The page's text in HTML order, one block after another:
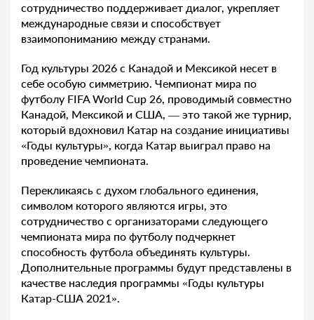
сотрудничество поддерживает диалог, укрепляет
международные связи и способствует
взаимопониманию между странами.
Год культуры 2026 с Канадой и Мексикой несет в
себе особую симметрию. Чемпионат мира по
футболу FIFA World Cup 26, проводимый совместно
Канадой, Мексикой и США, — это такой же турнир,
который вдохновил Катар на создание инициативы
«Годы культуры», когда Катар выиграл право на
проведение чемпионата.
Перекликаясь с духом глобального единения,
символом которого являются игры, это
сотрудничество с организаторами следующего
чемпионата мира по футболу подчеркнет
способность футбола объединять культуры.
Дополнительные программы будут представлены в
качестве наследия программы «Годы культуры
Катар-США 2021».